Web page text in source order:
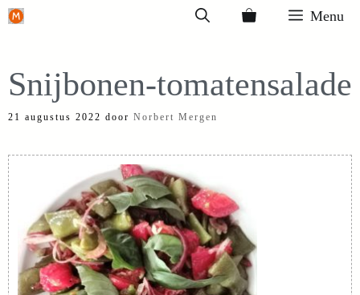
Ga
inhoud
Menu
Snijbonen-tomatensalade
21 augustus 2022 door Norbert Mergen